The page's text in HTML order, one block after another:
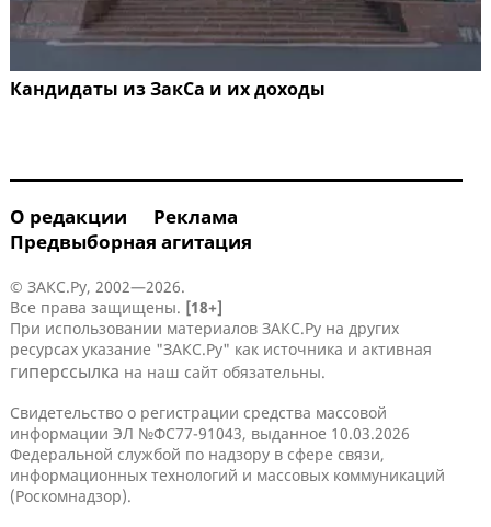
Кандидаты из ЗакСа и их доходы
О редакции
Реклама
Предвыборная агитация
© ЗАКС.Ру, 2002—2026.
Все права защищены. [18+]
При использовании материалов ЗАКС.Ру на других
ресурсах указание "ЗАКС.Ру" как источника и активная
гиперссылка на наш сайт обязательны.
Свидетельство о регистрации средства массовой
информации ЭЛ №ФС77-91043, выданное 10.03.2026
Федеральной службой по надзору в сфере связи,
информационных технологий и массовых коммуникаций
(Роскомнадзор).